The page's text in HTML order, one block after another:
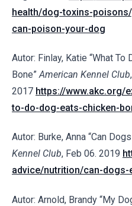
health/dog-toxins-
can-poison-your-dog
Autor: Finlay, Katie “What
Bone”American Kennel Club
2017 https://www.akc.org/
to-do-dog-eats-chicken-
Autor: Burke, Anna “Can
Kennel Club, Feb 06. 2019
advice/nutrition/can-dogs-
Autor: Arnold, Brandy “My